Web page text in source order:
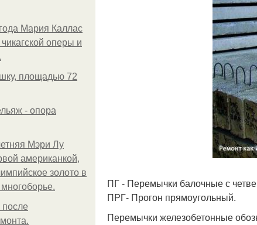
Мария Каллас
оперы и
площадью 72
- опора
Мэри Лу
американкой,
золото в
после
ПГ - Перемычки балочные с
ПРГ- Прогон прямоугольный.
Перемычки железобетонные